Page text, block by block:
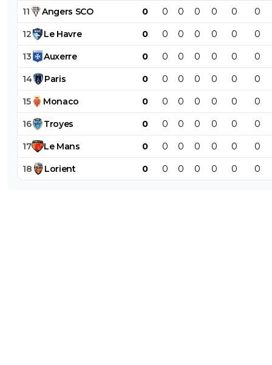
11 Angers SCO 0 0 0 0 0 0 0
12 Le Havre 0 0 0 0 0 0 0
13 Auxerre 0 0 0 0 0 0 0
14 Paris 0 0 0 0 0 0 0
15 Monaco 0 0 0 0 0 0 0
16 Troyes 0 0 0 0 0 0 0
17 Le Mans 0 0 0 0 0 0 0
18 Lorient 0 0 0 0 0 0 0